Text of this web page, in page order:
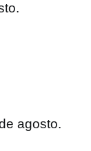
agosto.